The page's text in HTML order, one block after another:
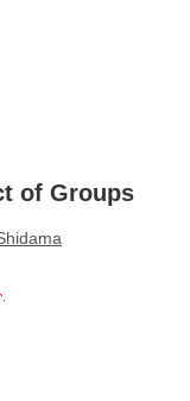
of Groups